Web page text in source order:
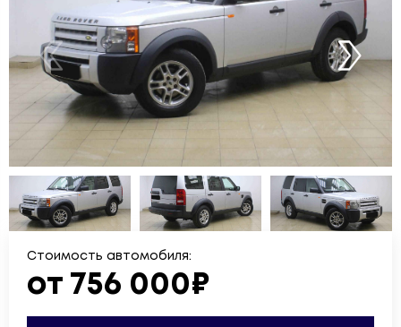
Стоимость автомобиля:
от 756 000₽